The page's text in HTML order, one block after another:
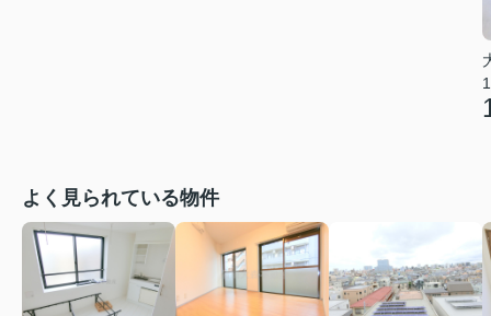
よく見られている物件